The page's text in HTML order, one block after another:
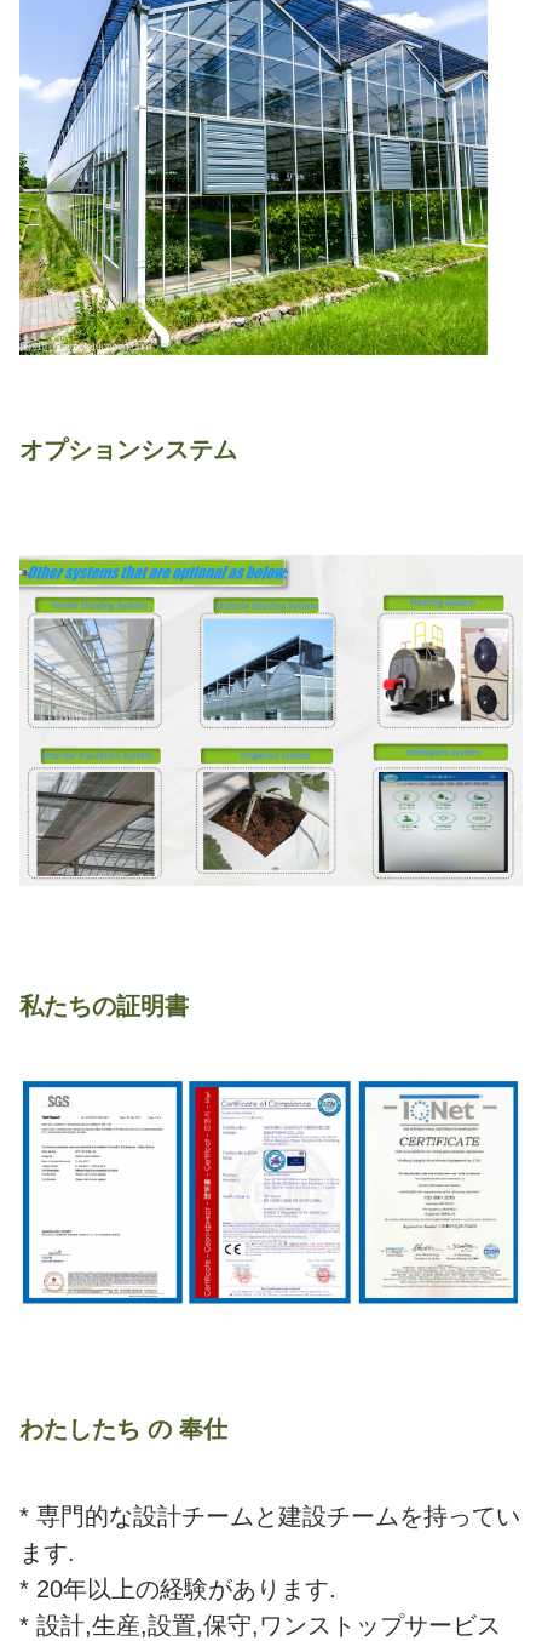
オプションシステム
私たちの証明書
わたしたち の 奉仕
* 専門的な設計チームと建設チームを持ってい
ます.
* 20年以上の経験があります.
* 設計,生産,設置,保守,ワンストップサービス